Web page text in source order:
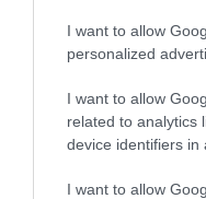
I want to allow
personalized
I want to allow
related to analytics
device identifiers in
I want to allow